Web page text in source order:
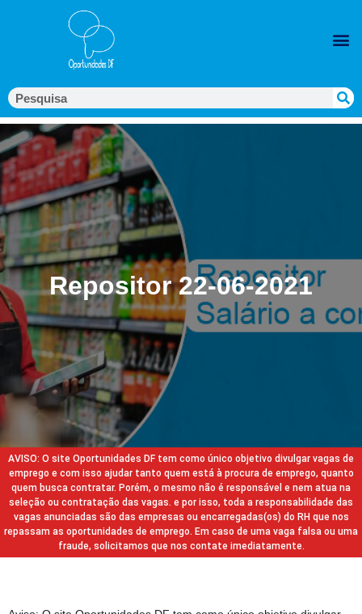
Repositor 22-06-2021
AVISO: O site Oportunidades DF tem como único objetivo divulgar vagas de
emprego e com isso ajudar tanto quem está à procura de emprego, quanto
quem busca contratar. Porém, o mesmo não é responsável e nem atua na
seleção ou contratação das vagas. e por isso, toda a responsabilidade das
vagas anunciadas são das empresas ou encarregadas(os) do RH que nos
repassam as oportunidades de emprego. Em caso de uma vaga falsa ou uma
fraude, solicitamos que nos contate imediatamente.